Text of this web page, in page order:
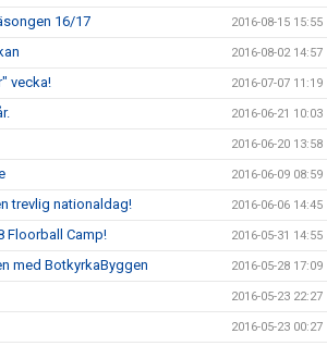
16/17 2016-08-15 15:55
2016-08-02 14:57
vecka! 2016-07-07 11:19
2016-06-21 10:03
2016-06-20 13:58
2016-06-09 08:59
trevlig nationaldag! 2016-06-06 14:45
Floorball Camp! 2016-05-31 14:55
med BotkyrkaByggen 2016-05-28 17:09
2016-05-23 22:27
2016-05-23 00:27